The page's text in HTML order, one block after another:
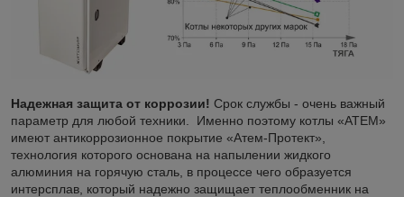
Надежная защита от коррозии! Срок службы - очень важный
параметр для любой техники. Именно поэтому котлы «АТЕМ»
имеют антикоррозионное покрытие «Атем-Протект»,
технология которого основана на напылении жидкого
алюминия на горячую сталь, в процессе чего образуется
интерсплав, который надежно защищает теплообменник на